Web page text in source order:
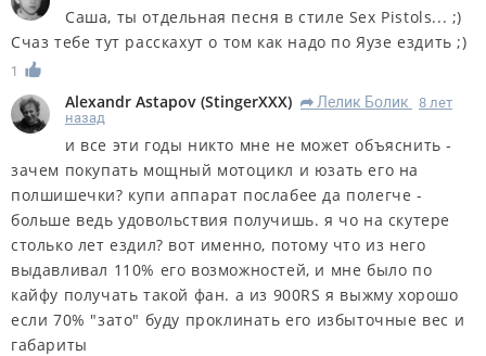
Саша, ты отдельная песня в стиле Sex Pistols... ;)
Счаз тебе тут расскахут о том как надо по Яузе ездить ;)
1
Alexandr Astapov (StingerXXX) R Лелик Болик
8 лет
назад
и все эти годы никто мне не может объяснить -
зачем покупать мощный мотоцикл и юзать его на
полшишечки? купи аппарат послабее да полегче -
больше ведь удовольствия получишь. я чо на скутере
столько лет ездил? вот именно, потому что из него
выдавливал 110% его возможностей, и мне было по
кайфу получать такой фан. а из 900RS я выжму хорошо
если 70% "зато" буду проклинать его избыточные вес и
габариты